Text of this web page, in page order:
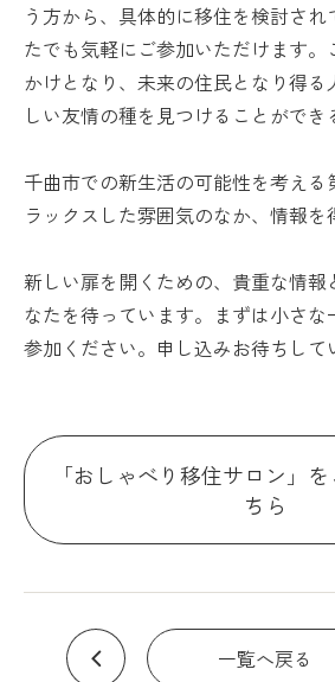
う方から、具体的に移住を検討さ
たでも気軽にご参加いただけます。
かけとなり、未来の住民となり得
しい友情の種を見つけることができ
千曲市での新生活の可能性を考える
ラックスした雰囲気のなか、情報を
新しい扉を開くための、貴重な情報
なたを待っています。まずは小さ
参加ください。申し込みお待ちして
「おしゃべり移住サロン」
ちら
一覧へ戻る